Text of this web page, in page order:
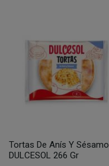
Tortas De Anís Y Sésamo
DULCESOL 266 Gr